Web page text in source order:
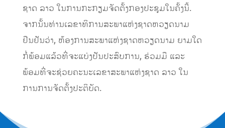
ຊາດ ລາວ ​ໃນ​ການ​ກະກຽມ​ຈັດ​ຕັ້ງ​ກອງ​ປະຊຸມ​ໃນ​ຄັ້ງ​ນີ້.
ຈາກນັ້ນທ່ານ​ເລ​ຂາ​ທິ​ການ​ສະພາແຫ່ງຊາດຫວຽດນາມ
ຢືນ​ຢັນ​ວ່າ, ຫ້ອງ​ການ​ສະ​ພາ​ແຫ່ງ​ຊາດ​ຫວຽດ​ນາມ ຍາມ​ໃດ​
ກໍ່​ພ້ອມ​ແລ້ວ​ທີ່​ຈະ​ແບ່ງ​ປັນ​ປະ​ສົບ​ການ, ຮ່ວມ​ມື ແລະ
ພ້ອມທີ່ຈະ​ຊ່ວຍ​ຄະ​ນະ​ເລ​ຂາ​ສະ​ພາ​ແຫ່ງ​ຊາດ ລາວ ໃນ
ການການຈັດຕັ້ງປະຕິບັດ.